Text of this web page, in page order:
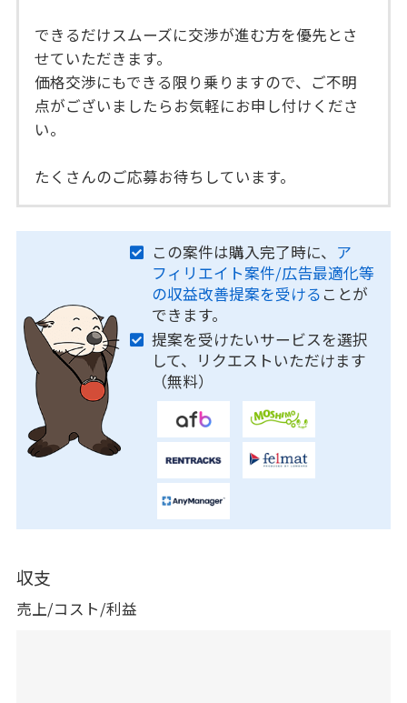
できるだけスムーズに交渉が進む方を優先とさ
せていただきます。
価格交渉にもできる限り乗りますので、ご不明
点がございましたらお気軽にお申し付けくださ
い。
たくさんのご応募お待ちしています。
この案件は購入完了時に、 ア
フィリエイト案件/広告最適化等
の収益改善提案を受ける ことが
できます。
提案を受けたいサービスを選択
して、リクエストいただけます
（無料）
収支
売上/コスト/利益